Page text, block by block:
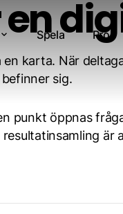
Spela Pro
karta. När
sig.
punkt öppnas
är